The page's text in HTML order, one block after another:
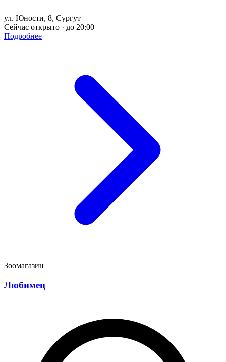
ул. Юности, 8, Сургут
Сейчас открыто · до 20:00
Подробнее
Зоомагазин
Любимец